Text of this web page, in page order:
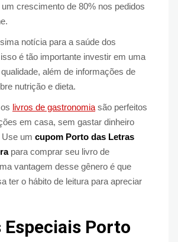
crescimento de 80% nos pedidos
notícia para a saúde dos
é tão importante investir em uma
além de informações de
nutrição e dieta.
livros de gastronomiasão perfeitos
em casa, sem gastar dinheiro
um cupom Porto das Letras
para comprar seu livro de
vantagem desse gênero é que
ter o hábito de leitura para apreciar
Porto